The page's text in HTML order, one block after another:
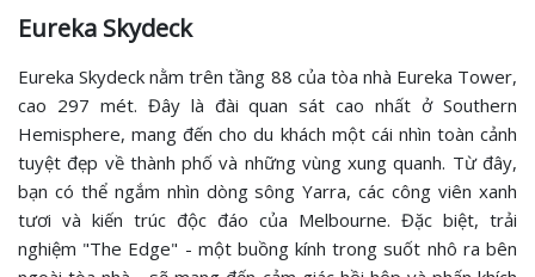
Eureka Skydeck
Eureka Skydeck nằm trên tầng 88 của tòa nhà Eureka Tower,
cao 297 mét. Đây là đài quan sát cao nhất ở Southern
Hemisphere, mang đến cho du khách một cái nhìn toàn cảnh
tuyệt đẹp về thành phố và những vùng xung quanh. Từ đây,
bạn có thể ngắm nhìn dòng sông Yarra, các công viên xanh
tươi và kiến trúc độc đáo của Melbourne. Đặc biệt, trải
nghiệm "The Edge" - một buồng kính trong suốt nhô ra bên